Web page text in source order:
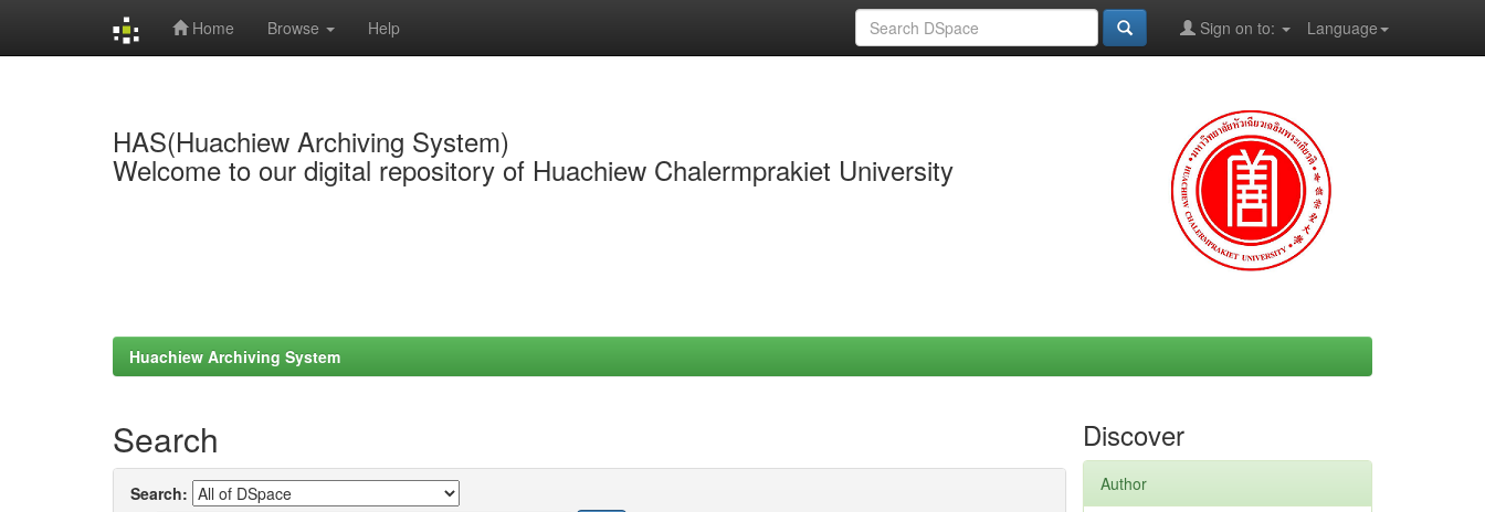
Home Browse Help Language
Sign on to:
HAS(Huachiew Archiving System)
Welcome to our digital repository of Huachiew Chalermprakiet University
Huachiew Archiving System
Search
Search:
Discover
Author